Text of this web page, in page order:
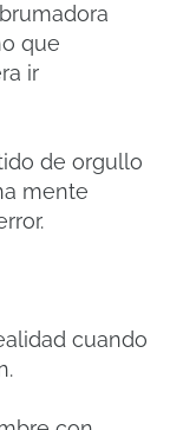
que
ir
de orgullo
mente
cuando